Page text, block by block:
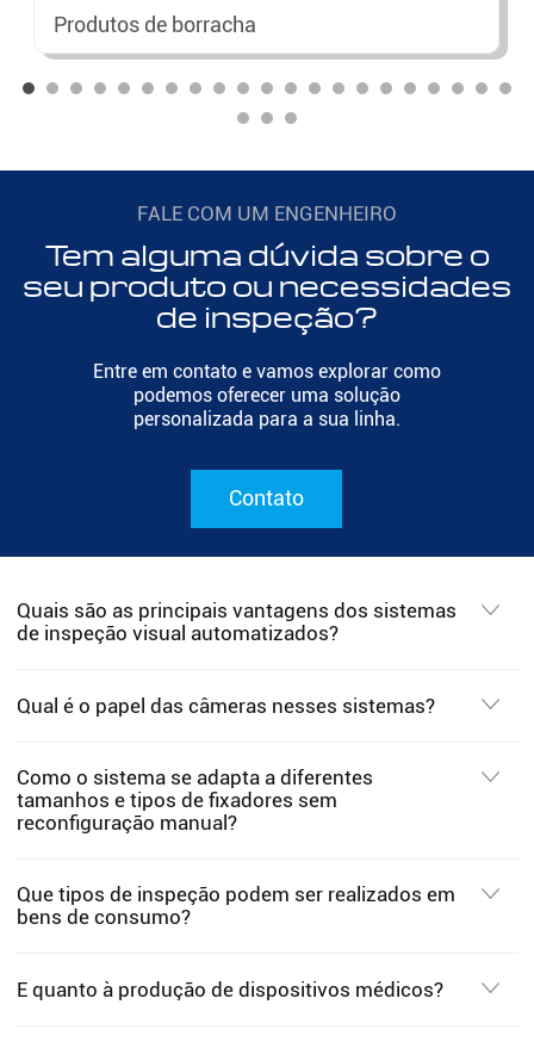
Produtos de borracha
FALE COM UM ENGENHEIRO
Tem alguma dúvida sobre o
seu produto ou necessidades
de inspeção?
Entre em contato e vamos explorar como
podemos oferecer uma solução
personalizada para a sua linha.
Contato
Quais são as principais vantagens dos sistemas
de inspeção visual automatizados?
Qual é o papel das câmeras nesses sistemas?
Como o sistema se adapta a diferentes
tamanhos e tipos de fixadores sem
reconfiguração manual?
Que tipos de inspeção podem ser realizados em
bens de consumo?
E quanto à produção de dispositivos médicos?